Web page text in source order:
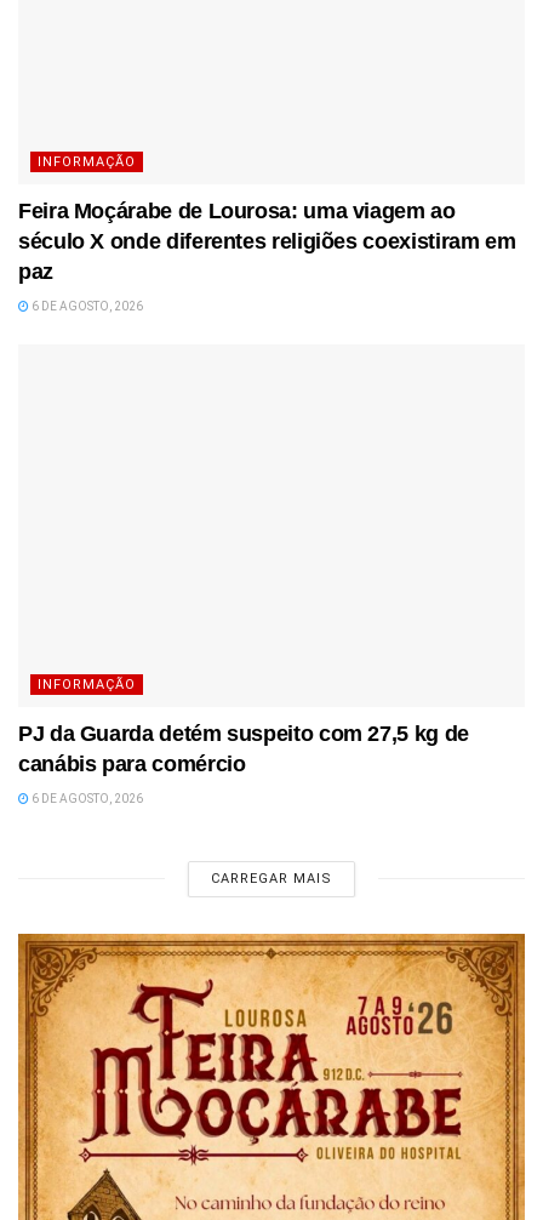
INFORMAÇÃO
Feira Moçárabe de Lourosa: uma viagem ao
século X onde diferentes religiões coexistiram em
paz
6 DE AGOSTO, 2026
INFORMAÇÃO
PJ da Guarda detém suspeito com 27,5 kg de
canábis para comércio
6 DE AGOSTO, 2026
CARREGAR MAIS